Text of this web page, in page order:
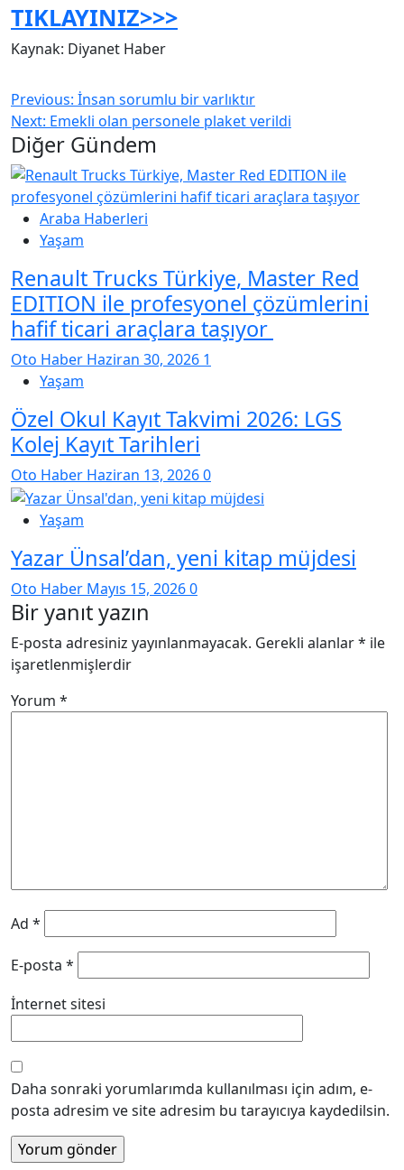
TIKLAYINIZ>>>
Kaynak: Diyanet Haber
Previous: İnsan sorumlu bir varlıktır
Next: Emekli olan personele plaket verildi
Diğer Gündem
Araba Haberleri
Yaşam
Renault Trucks Türkiye, Master Red
EDITION ile profesyonel çözümlerini
hafif ticari araçlara taşıyor
Oto Haber Haziran 30, 2026 1
Yaşam
Özel Okul Kayıt Takvimi 2026: LGS
Kolej Kayıt Tarihleri
Oto Haber Haziran 13, 20260
Yaşam
Yazar Ünsal’dan, yeni kitap müjdesi
Oto Haber Mayıs 15, 20260
Bir yanıt yazın
E-posta adresiniz yayınlanmayacak. Gerekli alanlar* ile
işaretlenmişlerdir
Yorum *
Ad *
E-posta *
İnternet sitesi
Daha sonraki yorumlarımda kullanılması için adım, e-
posta adresim ve site adresim bu tarayıcıya kaydedilsin.